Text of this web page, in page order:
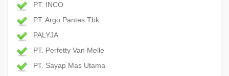
PT. INCO
PT. Argo Pantes Tbk
PALYJA
PT. Perfetty Van Melle
PT. Sayap Mas Utama